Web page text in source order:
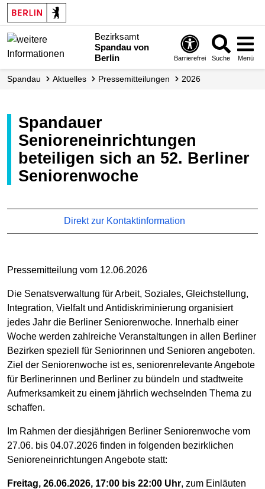
Bezirksamt
Spandau von
Berlin
Barrierefrei Suche Menü
Spandau Aktuelles Presse­mitteilungen 2026
Spandauer
Senioreneinrichtungen
beteiligen sich an 52. Berliner
Seniorenwoche
Direkt zur Kontaktinformation
Pressemitteilung vom 12.06.2026
Die Senatsverwaltung für Arbeit, Soziales, Gleichstellung,
Integration, Vielfalt und Antidiskriminierung organisiert
jedes Jahr die Berliner Seniorenwoche. Innerhalb einer
Woche werden zahlreiche Veranstaltungen in allen Berliner
Bezirken speziell für Seniorinnen und Senioren angeboten.
Ziel der Seniorenwoche ist es, seniorenrelevante Angebote
für Berlinerinnen und Berliner zu bündeln und stadtweite
Aufmerksamkeit zu einem jährlich wechselnden Thema zu
schaffen.
Im Rahmen der diesjährigen Berliner Seniorenwoche vom
27.06. bis 04.07.2026 finden in folgenden bezirklichen
Senioreneinrichtungen Angebote statt:
Freitag, 26.06.2026, 17:00 bis 22:00 Uhr, zum Einläuten